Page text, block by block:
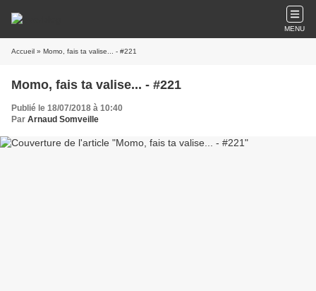
MENU
Accueil » Momo, fais ta valise... - #221
Momo, fais ta valise... - #221
Publié le 18/07/2018 à 10:40
Par Arnaud Somveille